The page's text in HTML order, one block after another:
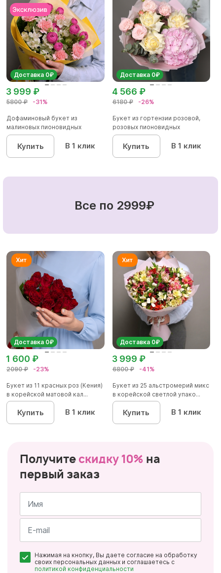
Доставка 0₽
5800 ₽ -31%
3 999 ₽
Дофаминовый букет из
малиновых пионовидных
кустовых роз...
Купить В 1 клик
Доставка 0₽
6180 ₽ -26%
4 566 ₽
Букет из гортензии розовой,
розовых пионовидных
кустовы...
Купить В 1 клик
Все по 2999₽
Доставка 0₽
2090 ₽ -23%
1 600 ₽
Букет из 11 красных роз (Кения)
в корейской матовой кал...
Купить В 1 клик
Доставка 0₽
6800 ₽ -41%
3 999 ₽
Букет из 25 альстромерий микс
в корейской светлой упако...
Купить В 1 клик
Получите скидку 10% на
первый заказ
Имя
*
Нажимая на кнопку, Вы даете согласие на обработку
своих персональных данных и соглашаетесь с
политикой конфиденциальности